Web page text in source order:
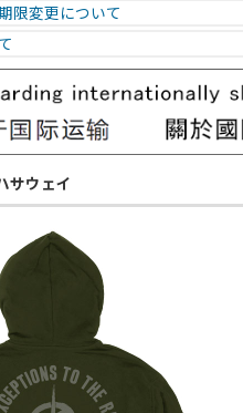
限変更について
サウェイ